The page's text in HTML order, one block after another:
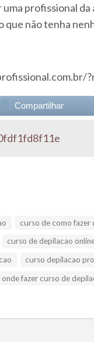
profissional
que não tenha
Compartilhar
curso de como fazer
curso de depilacao
curso depilacao
onde fazer curso de